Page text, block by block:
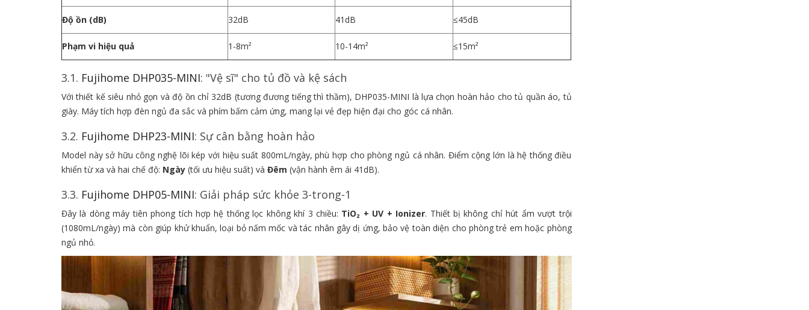
Độ ồn (dB) 32dB 41dB ≤45dB
Phạm vi hiệu quả 1-8m² 10-14m² ≤15m²
3.1. Fujihome DHP035-MINI: "Vệ sĩ" cho tủ đồ và kệ sách
Với thiết kế siêu nhỏ gọn và độ ồn chỉ 32dB (tương đương tiếng thì thầm), DHP035-MINI là lựa chọn hoàn hảo cho tủ quần áo, tủ
giày. Máy tích hợp đèn ngủ đa sắc và phím bấm cảm ứng, mang lại vẻ đẹp hiện đại cho góc cá nhân.
3.2. Fujihome DHP23-MINI: Sự cân bằng hoàn hảo
Model này sở hữu công nghệ lõi kép với hiệu suất 800mL/ngày, phù hợp cho phòng ngủ cá nhân. Điểm cộng lớn là hệ thống điều
khiển từ xa và hai chế độ: Ngày (tối ưu hiệu suất) và Đêm (vận hành êm ái 41dB).
3.3. Fujihome DHP05-MINI: Giải pháp sức khỏe 3-trong-1
Đây là dòng máy tiên phong tích hợp hệ thống lọc không khí 3 chiều: TiO₂ + UV + Ionizer. Thiết bị không chỉ hút ẩm vượt trội
(1080mL/ngày) mà còn giúp khử khuẩn, loại bỏ nấm mốc và tác nhân gây dị ứng, bảo vệ toàn diện cho phòng trẻ em hoặc phòng
ngủ nhỏ.